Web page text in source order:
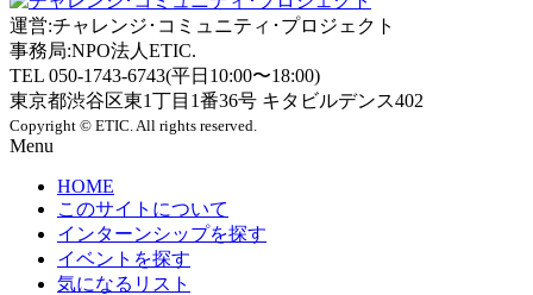
運営:チャレンジ･コミュニティ･プロジェクト
事務局:NPO法人ETIC.
TEL 050-1743-6743(平日10:00〜18:00)
東京都渋谷区東1丁目1番36号 キタビルデンス402
Copyright © ETIC. All rights reserved.
Menu
HOME
このサイトについて
インターンシップを探す
イベントを探す
気になるリスト